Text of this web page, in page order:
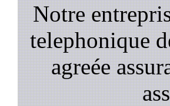
Notre
telephonique
agreée